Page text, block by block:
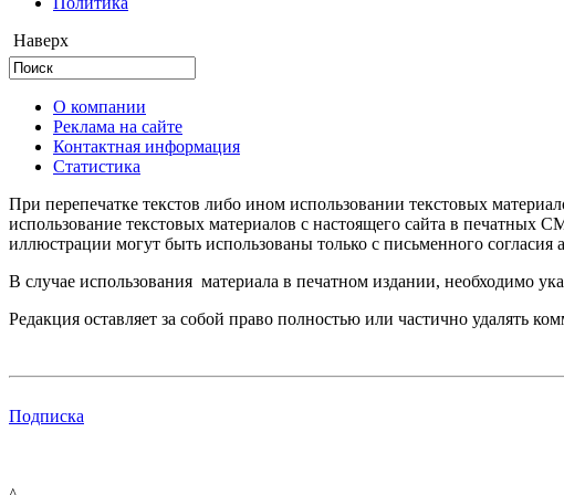
Наверх
О компании
Реклама на сайте
Контактная информация
Статистика
При перепечатке текстов либо ином использовании текстовых
использование текстовых материалов с настоящего сайта в печатных
иллюстрации могут быть использованы только с письменного
В случае использования материала в печатном издании, необходимо
Редакция оставляет за собой право полностью или частично удалять
Подписка